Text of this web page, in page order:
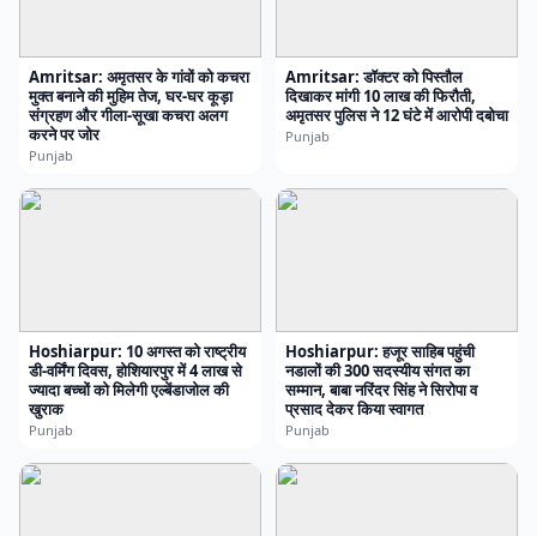
Amritsar: अमृतसर के गांवों को कचरा
मुक्त बनाने की मुहिम तेज, घर-घर कूड़ा
संग्रहण और गीला-सूखा कचरा अलग
करने पर जोर
Punjab
Amritsar: डॉक्टर को पिस्तौल
दिखाकर मांगी 10 लाख की फिरौती,
अमृतसर पुलिस ने 12 घंटे में आरोपी दबोचा
Punjab
Hoshiarpur: 10 अगस्त को राष्ट्रीय
डी-वर्मिंग दिवस, होशियारपुर में 4 लाख से
ज्यादा बच्चों को मिलेगी एल्बेंडाजोल की
खुराक
Punjab
Hoshiarpur: हजूर साहिब पहुंची
नडालों की 300 सदस्यीय संगत का
सम्मान, बाबा नरिंदर सिंह ने सिरोपा व
प्रसाद देकर किया स्वागत
Punjab